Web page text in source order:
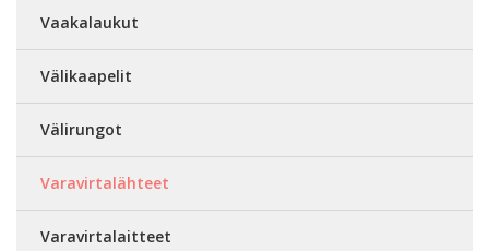
Vaakalaukut
Välikaapelit
Välirungot
Varavirtalähteet
Varavirtalaitteet